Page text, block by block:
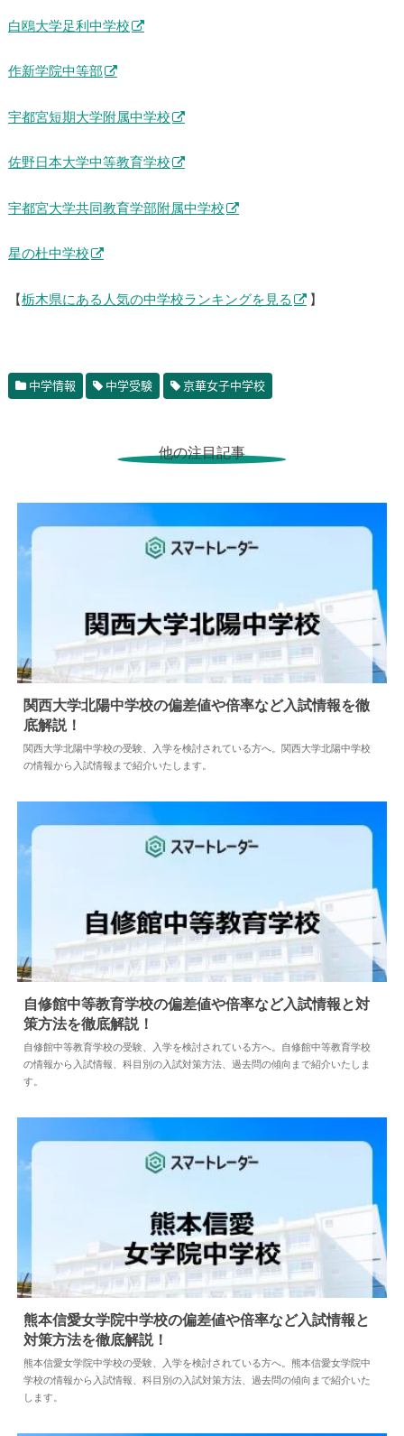
白鴎大学足利中学校
作新学院中等部
宇都宮短期大学附属中学校
佐野日本大学中等教育学校
宇都宮大学共同教育学部附属中学校
星の杜中学校
【 栃木県にある人気の中学校ランキングを見る 】
中学情報 中学受験 京華女子中学校
他の注目記事
中学情報 2024.04.02
関西大学北陽中学校の偏差値や倍率など入試情報を徹
底解説！
関西大学北陽中学校の受験、入学を検討されている方へ。関西大学北陽中学校
の情報から入試情報まで紹介いたします。
中学情報 2024.04.02
自修館中等教育学校の偏差値や倍率など入試情報と対
策方法を徹底解説！
自修館中等教育学校の受験、入学を検討されている方へ。自修館中等教育学校
の情報から入試情報、科目別の入試対策方法、過去問の傾向まで紹介いたしま
す。
中学情報 2026.08.04
熊本信愛女学院中学校の偏差値や倍率など入試情報と
対策方法を徹底解説！
熊本信愛女学院中学校の受験、入学を検討されている方へ。熊本信愛女学院中
学校の情報から入試情報、科目別の入試対策方法、過去問の傾向まで紹介いた
します。